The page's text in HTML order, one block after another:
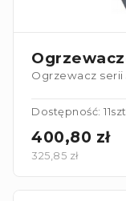
Ogrzewacz serii
Dostępność:
400,80 zł
325,85 zł